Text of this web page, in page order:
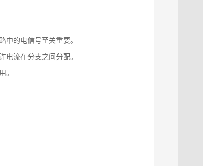
的电信号至关重要。
流在分支之间分配。
。